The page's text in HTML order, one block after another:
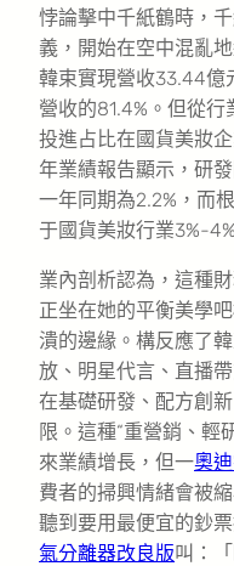
悖論擊中千紙鶴時，
義，開始在空中混亂
韓束實現營收33.44億
營收的81.4%。但從
投進占比在國貨美妝
年業績報告顯示，研
一年同期為2.2%，而
于國貨美妝行業3%-
業內剖析認為，這種
正坐在她的平衡美學
潰的邊緣。構反應了
放、明星代言、直播
在基礎研發、配方創
限。這種“重營銷、輕
來業績增長，但一奧
費者的掃興情緒會被
聽到要用最便宜的鈔
氣分離器改良版叫：